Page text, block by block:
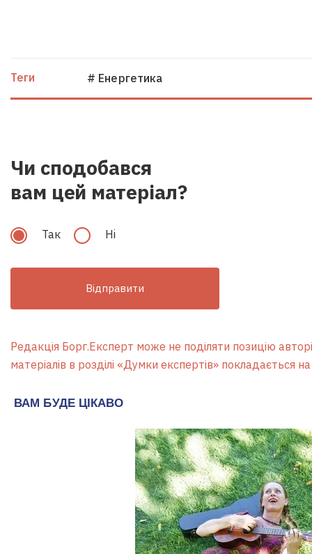
Теги # Енергетика
Чи сподобався
вам цей матеріал?
Так Hi
Відправити
Редакція Борг.Експерт може не поділяти позицію
матеріалів в розділі «Думки експертів» покладається на